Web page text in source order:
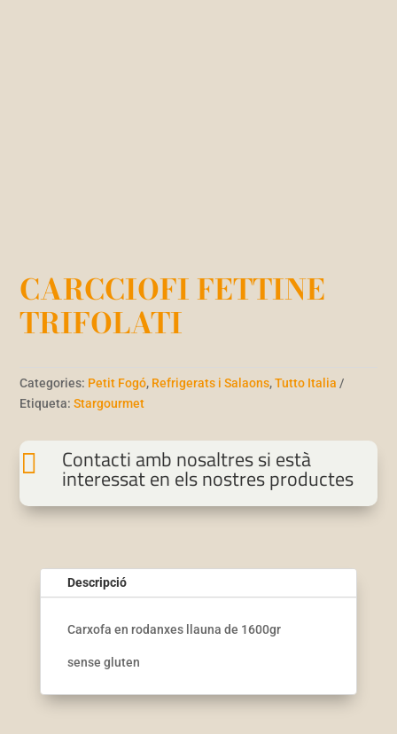
CARCCIOFI FETTINE
TRIFOLATI
Categories: Petit Fogó, Refrigerats i Salaons,Tutto Italia
Etiqueta:Stargourmet
 Contacti amb nosaltres si està
interessat en els nostres productes
Descripció
Carxofa en rodanxes llauna de 1600gr
sense gluten